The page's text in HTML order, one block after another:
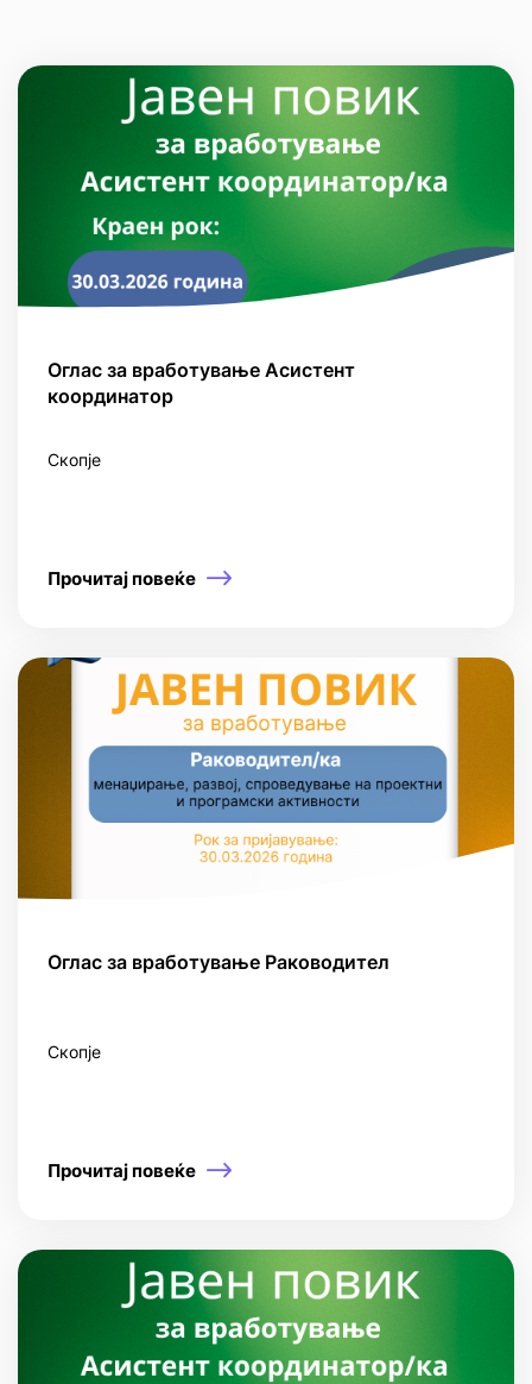
Оглас за вработување Асистент
координатор
Скопје
Прочитај повеќе
Оглас за вработување Раководител
Скопје
Прочитај повеќе